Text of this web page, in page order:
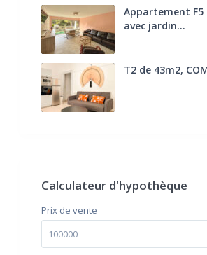
Appartement F5
avec jardin...
T2 de 43m2,
Calculateur d'hypothèque
Prix ​​de vente